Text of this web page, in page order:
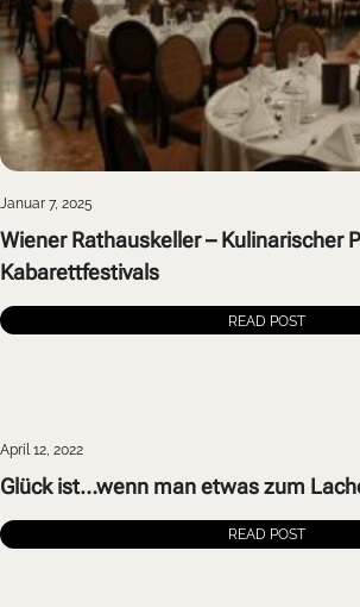
Januar 7, 2025
Wiener Rathauskeller – Kulinarischer
Kabarettfestivals
READ POST
April 12, 2022
Glück ist…wenn man etwas zum
READ POST